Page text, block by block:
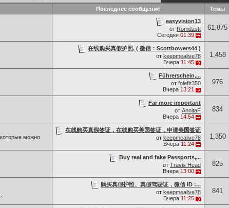
Последнее сообщение Темы
easyvision13
от Romdastt
Сегодня 01:39
61,875
在线购买真假护照, ( 微信：Scottbowers44 )
от keepmealive78
Вчера 11:45
1,458
Führerschein,...
от folefir350
Вчера 13:21
976
Far more important
от AnnitaF
Вчера 14:54
834
можно
在线购买真假签证，在线购买美国签证，申请美国签证
от keepmealive78
Вчера 11:24
1,350
Buy real and fake Passports,...
от Travis Head
Вчера 13:00
825
购买真假护照、真假驾驶证，微信 ID :...
от keepmealive78
Вчера 11:25
841